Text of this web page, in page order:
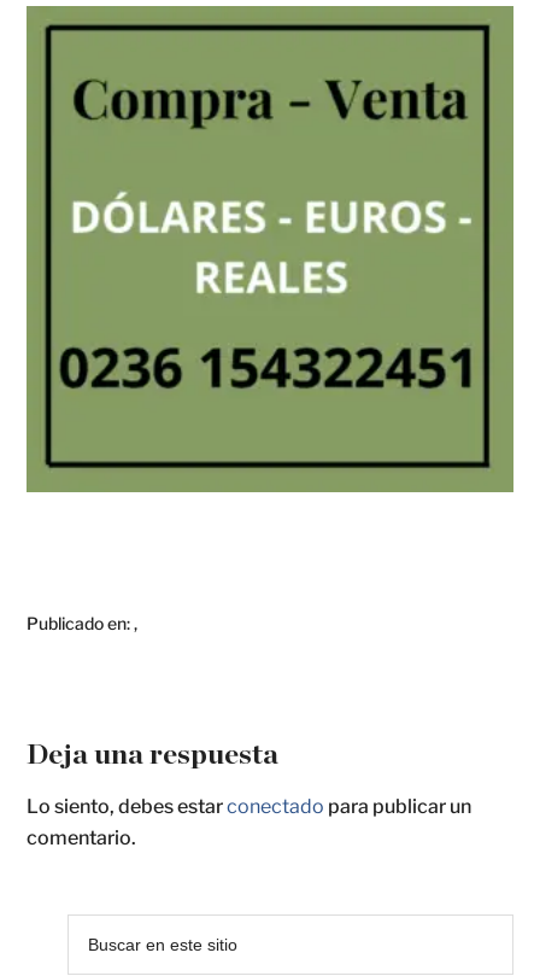
Publicado en:,
Deja una respuesta
Lo siento, debes estarconectado para publicar un
comentario.